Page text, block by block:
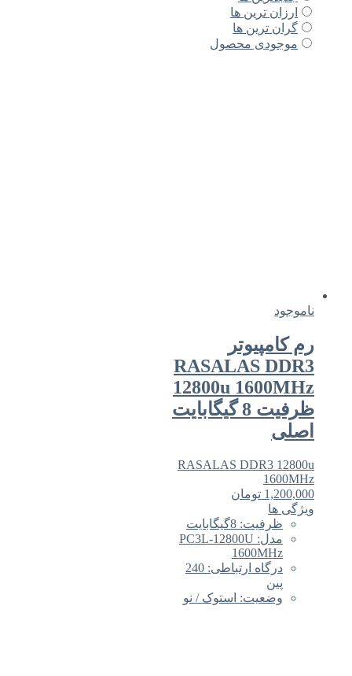
ارزان ترین ها
گران ترین ها
موجودی محصول
ناموجود
رم کامپیوتر
RASALAS DDR3
12800u 1600MHz
ظرفیت 8 گیگابایت
اصلی
RASALAS DDR3 12800u
1600MHz
1,200,000 تومان
ویژگی ها
ظرفیت: 8گیگابایت
مدل: PC3L-12800U
1600MHz
درگاه ارتباطی: 240
پین
وضعیت: استوک / نو